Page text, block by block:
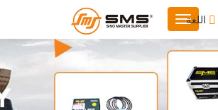
اللغة